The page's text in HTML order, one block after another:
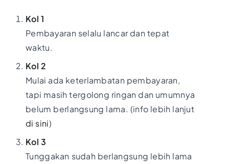
Kol 1
Pembayaran selalu lancar dan tepat
waktu.
Kol 2
Mulai ada keterlambatan pembayaran,
tapi masih tergolong ringan dan umumnya
belum berlangsung lama. (info lebih lanjut
di sini)
Kol 3
Tunggakan sudah berlangsung lebih lama